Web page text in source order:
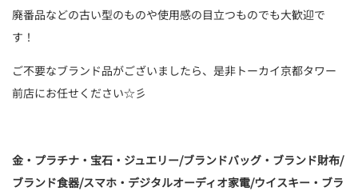
廃番品などの古い型のものや使用感の目立つものでも大歓迎で
す！
ご不要なブランド品がございましたら、是非トーカイ京都タワー
前店にお任せください☆彡
金・プラチナ・宝石・ジュエリー/ブランドバッグ・ブランド財布/
ブランド食器/スマホ・デジタルオーディオ家電/ウイスキー・ブラ